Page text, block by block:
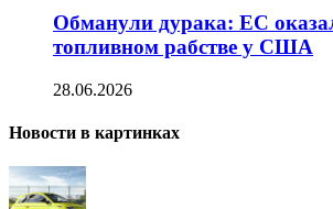
Обманули дурака: ЕС
топливном рабстве у США
28.06.2026
Новости в картинках